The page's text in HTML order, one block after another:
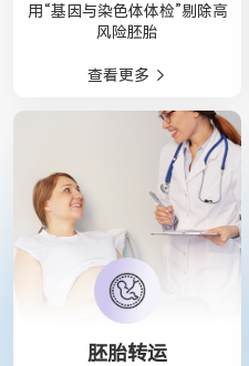
用“基因与染色体体检”剔除高
风险胚胎
查看更多
胚胎转运